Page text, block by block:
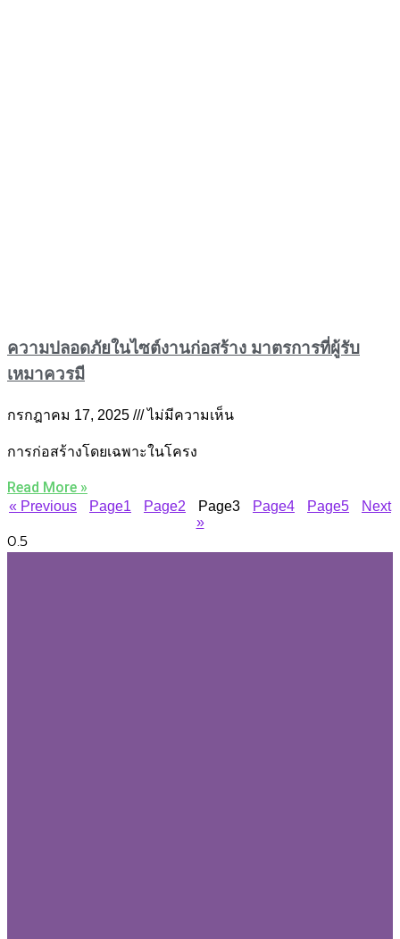
ความปลอดภัยในไซต์งานก่อสร้าง มาตรการที่ผู้รับ
เหมาควรมี
กรกฎาคม 17, 2025 ไม่มีความเห็น
การก่อสร้างโดยเฉพาะในโครง
Read More »
« Previous Page1 Page2 Page3 Page4 Page5
Next
»